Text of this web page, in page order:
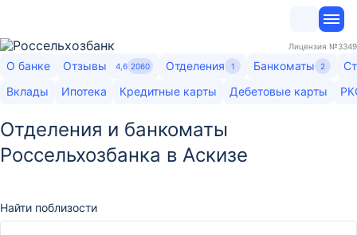
Лицензия №3349
О банке Отзывы 4,6 2060 Отделения 1 Банкоматы 2
Вклады
Ипотека Кредитные карты Дебетовые карты
Отделения и банкоматы
Россельхозбанка в Аскизе
Найти поблизости